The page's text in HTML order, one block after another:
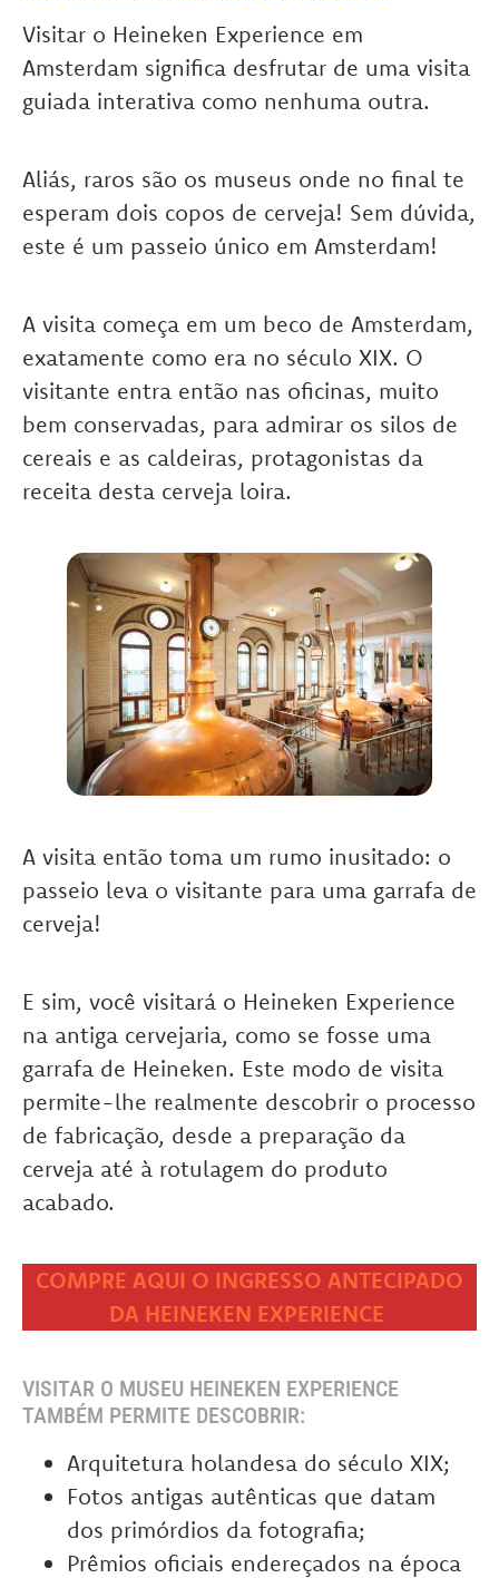
Visitar o Heineken Experience em
Amsterdam significa desfrutar de uma visita
guiada interativa como nenhuma outra.
Aliás, raros são os museus onde no final te
esperam dois copos de cerveja! Sem dúvida,
este é um passeio único em Amsterdam!
A visita começa em um beco de Amsterdam,
exatamente como era no século XIX. O
visitante entra então nas oficinas, muito
bem conservadas, para admirar os silos de
cereais e as caldeiras, protagonistas da
receita desta cerveja loira.
A visita então toma um rumo inusitado: o
passeio leva o visitante para uma garrafa de
cerveja!
E sim, você visitará o Heineken Experience
na antiga cervejaria, como se fosse uma
garrafa de Heineken. Este modo de visita
permite-lhe realmente descobrir o processo
de fabricação, desde a preparação da
cerveja até à rotulagem do produto
acabado.
COMPRE AQUI O INGRESSO ANTECIPADO
DA HEINEKEN EXPERIENCE
VISITAR O MUSEU HEINEKEN EXPERIENCE
TAMBÉM PERMITE DESCOBRIR:
Arquitetura holandesa do século XIX;
Fotos antigas autênticas que datam
dos primórdios da fotografia;
Prêmios oficiais endereçados na época